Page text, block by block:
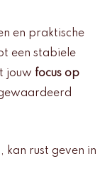
en praktische
een stabiele
jouw focus op
kan rust geven in